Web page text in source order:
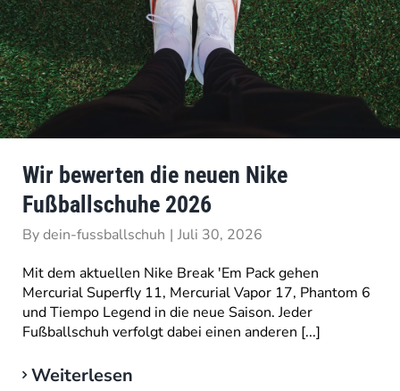
Wir bewerten die neuen Nike
Fußballschuhe 2026
Bydein-fussballschuh | Juli 30, 2026
Mit dem aktuellen Nike Break 'Em Pack gehen
Mercurial Superfly 11, Mercurial Vapor 17, Phantom 6
und Tiempo Legend in die neue Saison. Jeder
Fußballschuh verfolgt dabei einen anderen [...]
Weiterlesen